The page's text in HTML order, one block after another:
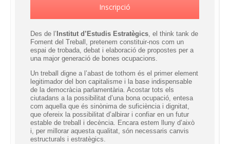
Inscripció
Des de l’ Institut d’Estudis Estratègics, el think tank de
Foment del Treball, pretenem constituir-nos com un
espai de trobada, debat i elaboració de propostes per a
una major generació de bones ocupacions.
Un treball digne a l’abast de tothom és el primer element
legitimador del bon capitalisme i la base indispensable
de la democràcia parlamentària. Acostar tots els
ciutadans a la possibilitat d’una bona ocupació, entesa
com aquella que és sinònima de suficiència i dignitat,
que ofereix la possibilitat d’albirar i confiar en un futur
estable de treball i decència. Encara estem lluny d’això
i, per millorar aquesta qualitat, són necessaris canvis
estructurals i estratègics.